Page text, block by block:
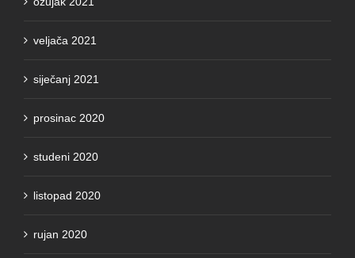
veljača 2021
siječanj 2021
prosinac 2020
studeni 2020
listopad 2020
rujan 2020